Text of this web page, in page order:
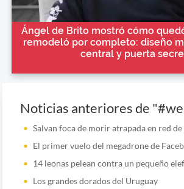
Ángel de Brito mostró cómo
remodeló por completo: diseño
central y puerta
Noticias anteriores de
Salvan foca de morir atrapada en red de
El primer vuelo del megadrone de
14 leonas pelean contra un pequeño
Los grandes dorados del Uruguay